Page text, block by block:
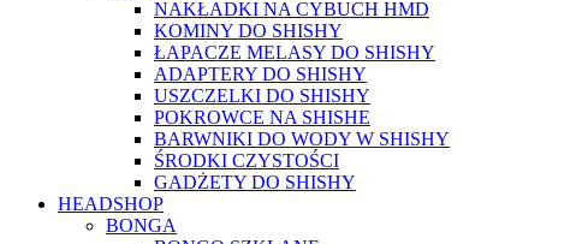
NAKŁADKI NA CYBUCH HMD
KOMINY DO SHISHY
ŁAPACZE MELASY DO SHISHY
ADAPTERY DO SHISHY
USZCZELKI DO SHISHY
POKROWCE NA SHISHE
BARWNIKI DO WODY W SHISHY
ŚRODKI CZYSTOŚCI
GADŻETY DO SHISHY
HEADSHOP
BONGA